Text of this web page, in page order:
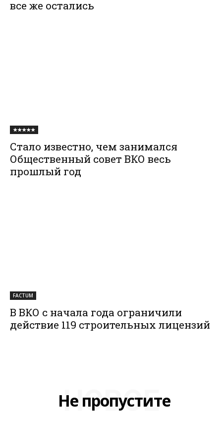
все же остались
★★★★★
Стало известно, чем занимался
Общественный совет ВКО весь
прошлый год
FACTUM
В ВКО с начала года ограничили
действие 119 строительных лицензий
Не пропустите
НОВОЕ